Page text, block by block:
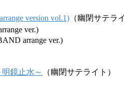
version vol.1) （幽閉サテラ
ver.)
arrange ver.)
明鏡止水～
（幽閉サテライト）